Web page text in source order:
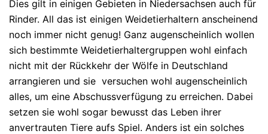
Dies gilt in einigen Gebieten in Niedersachsen auch für
Rinder. All das ist einigen Weidetierhaltern anscheinend
noch immer nicht genug! Ganz augenscheinlich wollen
sich bestimmte Weidetierhaltergruppen wohl einfach
nicht mit der Rückkehr der Wölfe in Deutschland
arrangieren und sie versuchen wohl augenscheinlich
alles, um eine Abschussverfügung zu erreichen. Dabei
setzen sie wohl sogar bewusst das Leben ihrer
anvertrauten Tiere aufs Spiel. Anders ist ein solches